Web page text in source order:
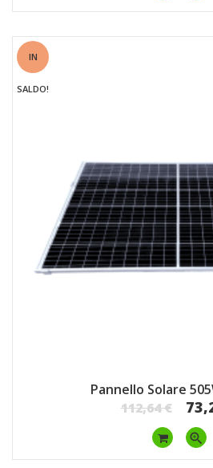
Pannello Solare
112,64 €
zoom_in
IN
SALDO!